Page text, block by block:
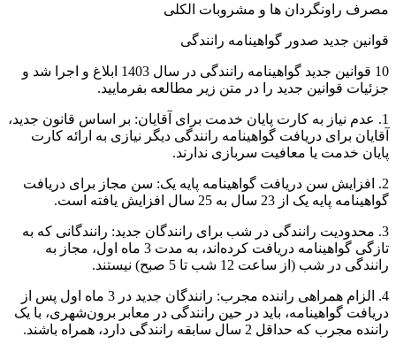
مصرف راونگردان ها و مشروبات الکلی
قوانین جدید صدور گواهینامه رانندگی
10 قوانین جدید گواهینامه رانندگی در سال 1403 ابلاغ و اجرا شد و
جزئیات قوانین جدید را در متن زیر مطالعه بفرمایید.
1. عدم نیاز به کارت پایان خدمت برای آقایان: بر اساس قانون جدید،
آقایان برای دریافت گواهینامه رانندگی دیگر نیازی به ارائه کارت
پایان خدمت یا معافیت سربازی ندارند.
2. افزایش سن دریافت گواهینامه پایه یک: سن مجاز برای دریافت
گواهینامه پایه یک از 23 سال به 25 سال افزایش یافته است.
3. محدودیت رانندگی در شب برای رانندگان جدید: رانندگانی که به
تازگی گواهینامه دریافت کرده‌اند، به مدت 3 ماه اول، مجاز به
رانندگی در شب (از ساعت 12 شب تا 5 صبح) نیستند.
4. الزام همراهی راننده مجرب: رانندگان جدید در 3 ماه اول پس از
دریافت گواهینامه، باید در حین رانندگی در معابر برون‌شهری، با یک
راننده مجرب که حداقل 2 سال سابقه رانندگی دارد، همراه باشند.